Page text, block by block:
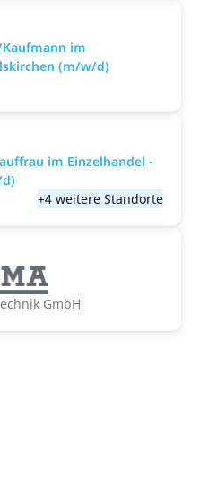
im
(m/w/d)
im Einzelhandel -
+4 weitere Standorte
GmbH